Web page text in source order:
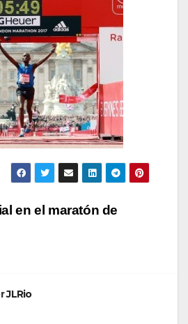
en el maratón de
JLRio